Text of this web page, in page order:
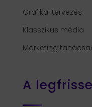
Grafikai tervezés
Klasszikus média
Marketing
A